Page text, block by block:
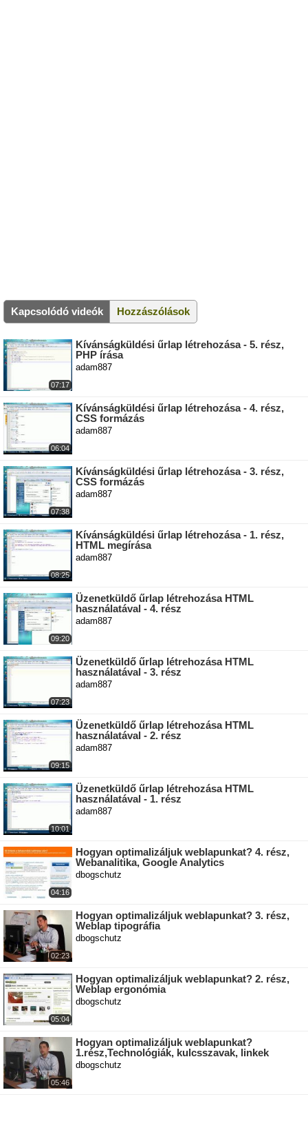
Kapcsolódó videók Hozzászólások
07:17
Kívánságküldési űrlap létrehozása - 5. rész,
PHP írása
adam887
06:04
Kívánságküldési űrlap létrehozása - 4. rész,
CSS formázás
adam887
07:38
Kívánságküldési űrlap létrehozása - 3. rész,
CSS formázás
adam887
08:25
Kívánságküldési űrlap létrehozása - 1. rész,
HTML megírása
adam887
09:20
Üzenetküldő űrlap létrehozása HTML
használatával - 4. rész
adam887
07:23
Üzenetküldő űrlap létrehozása HTML
használatával - 3. rész
adam887
09:15
Üzenetküldő űrlap létrehozása HTML
használatával - 2. rész
adam887
10:01
Üzenetküldő űrlap létrehozása HTML
használatával - 1. rész
adam887
04:16
Hogyan optimalizáljuk weblapunkat? 4. rész,
Webanalitika, Google Analytics
dbogschutz
02:23
Hogyan optimalizáljuk weblapunkat? 3. rész,
Weblap tipográfia
dbogschutz
05:04
Hogyan optimalizáljuk weblapunkat? 2. rész,
Weblap ergonómia
dbogschutz
05:46
Hogyan optimalizáljuk weblapunkat?
1.rész,Technológiák, kulcsszavak, linkek
dbogschutz